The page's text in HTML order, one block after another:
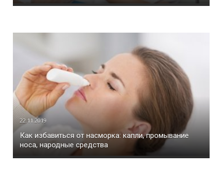
22.11.2019
Как избавиться от насморка: капли, промывание
носа, народные средства